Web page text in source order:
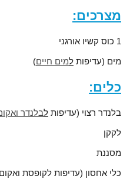
מצרכים:
1 כוס קשיו אורגני
מים (עדיפות למים חיים)
כלים:
בלנדר רצוי (עדיפות לבלנדר
לקקן
מסננת
כלי אחסון (עדיפות לקופסת